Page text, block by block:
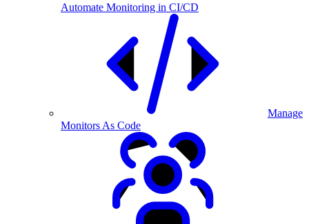
Automate Monitoring in CI/CD
Manage
Monitors As Code